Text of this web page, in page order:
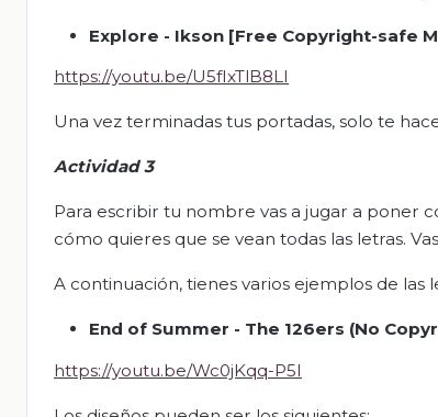
Explore - Ikson [Free Copyright-safe
https://youtu.be/U5fIxTlB8LI
Una vez terminadas tus portadas, solo te
Actividad 3
Para escribir tu nombre vas a jugar a poner
cómo quieres que se vean todas las letras.
A continuación, tienes varios ejemplos de
End of Summer - The 126ers (No
https://youtu.be/Wc0jKqq-P5I